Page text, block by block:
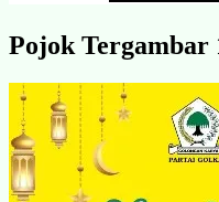
Pojok Tergambar